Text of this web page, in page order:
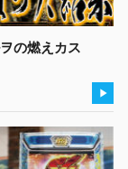
の燃えカス